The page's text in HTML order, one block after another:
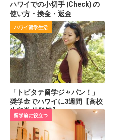
ハワイでの小切手 (Check) の
使い方・換金・返金
ハワイ留学生活
「トビタテ留学ジャパン！」
奨学金でハワイに3週間【高校
生留学 体験談】
留学前に役立つ